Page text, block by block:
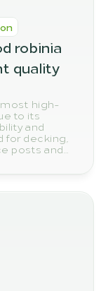
robinia
quality
most high-
to its
and
for decking,
posts and
do you